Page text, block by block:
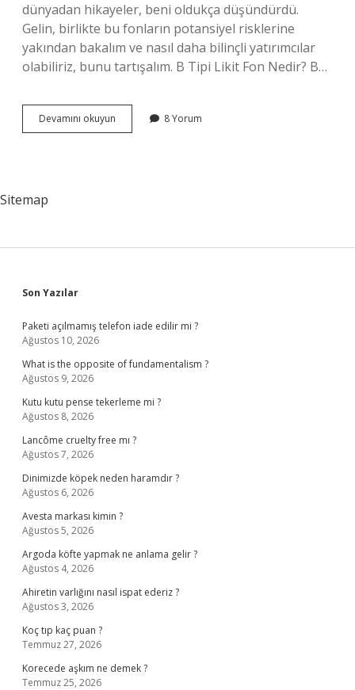
dünyadan hikayeler, beni oldukça düşündürdü.
Gelin, birlikte bu fonların potansiyel risklerine
yakından bakalım ve nasıl daha bilinçli yatırımcılar
olabiliriz, bunu tartışalım. B Tipi Likit Fon Nedir? B…
Devamını okuyun
fon
8 Yorum
Sitemap
Sidebar
Son Yazılar
Paketi açılmamış telefon iade edilir mi ?
Ağustos 10, 2026
What is the opposite of fundamentalism ?
Ağustos 9, 2026
Kutu kutu pense tekerleme mi ?
Ağustos 8, 2026
Lancôme cruelty free mı ?
Ağustos 7, 2026
Dinimizde köpek neden haramdır ?
Ağustos 6, 2026
Avesta markası kimin ?
Ağustos 5, 2026
Argoda köfte yapmak ne anlama gelir ?
Ağustos 4, 2026
Ahiretin varlığını nasıl ispat ederiz ?
Ağustos 3, 2026
Koç tıp kaç puan ?
Temmuz 27, 2026
Korecede aşkım ne demek ?
Temmuz 25, 2026